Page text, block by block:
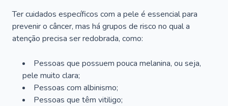
Ter cuidados específicos com a pele é essencial para
prevenir o câncer, mas há grupos de risco no qual a
atenção precisa ser redobrada, como:
Pessoas que possuem pouca melanina, ou seja,
pele muito clara;
Pessoas com albinismo;
Pessoas que têm vitiligo;